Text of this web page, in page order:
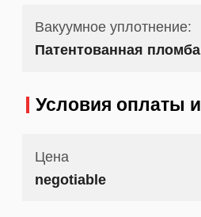
Вакуумное уплотнение:
Патентованная
Условия оплаты
Цена
negotiable